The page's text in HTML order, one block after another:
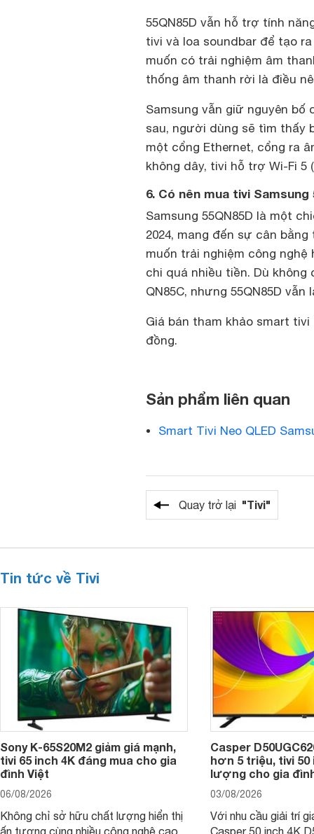
55QN85D vẫn hỗ trợ tính
tivi và loa soundbar để tạo
muốn có trải nghiệm âm
thống âm thanh rời là điều
Samsung vẫn giữ nguyên bố
sau, người dùng sẽ tìm thấy
một cổng Ethernet, cổng ra
không dây, tivi hỗ trợ Wi-Fi 5
6. Có nên mua tivi Samsung
Samsung 55QN85D là một
2024, mang đến sự cân
muốn trải nghiệm công nghệ
chi quá nhiều tiền. Dù
QN85C, nhưng 55QN85D
Giá bán tham khảo smart tivi
đồng.
Sản phẩm liên quan
Smart Tivi Neo QLED
Quay trở lại "Tivi"
Tin tức về Tivi
Sony K-65S20M2 giảm giá mạnh,
tivi 65 inch 4K đáng mua cho gia
đình Việt
06/08/2026
Không chỉ sở hữu chất lượng hiển thị
ấn tượng cùng nhiều công nghệ cao
Casper
hơn 5 triệu, tivi 50
lượng cho gia
03/08/2026
Với nhu cầu giải trí
Casper 50 inch 4K